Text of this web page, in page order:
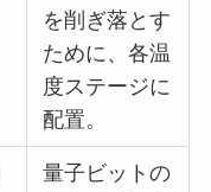
を削ぎ落とす
ために、各温
度ステージに
配置。
量子ビットの